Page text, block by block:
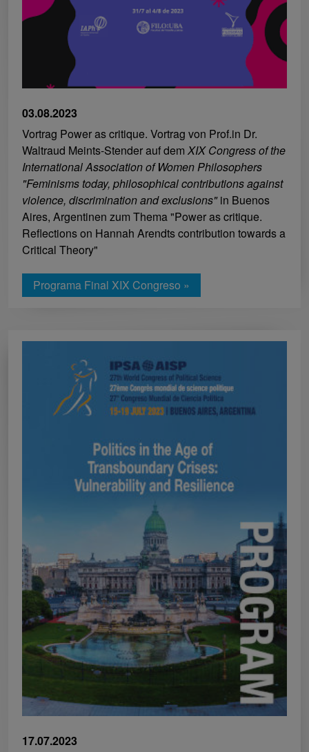
03.08.2023
Vortrag Power as critique. Vortrag von Prof.in Dr.
Waltraud Meints-Stender auf dem XIX Congress of the
International Association of Women Philosophers
"Feminisms today, philosophical contributions against
violence, discrimination and exclusions"in Buenos
Aires, Argentinen zum Thema "Power as critique.
Reflections on Hannah Arendts contribution towards a
Critical Theory"
Programa Final XIX Congreso »
17.07.2023